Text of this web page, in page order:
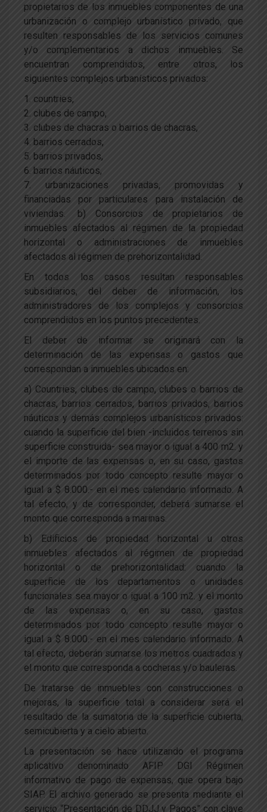
propietarios de los inmuebles componentes de una
urbanización o complejo urbanístico privado, que
resulten responsables de los servicios comunes
y/o complementarios a dichos inmuebles. Se
encuentran comprendidos, entre otros, los
siguientes complejos urbanísticos privados:
1. countries,
2. clubes de campo,
3. clubes de chacras o barrios de chacras,
4. barrios cerrados,
5. barrios privados,
6. barrios náuticos,
7. urbanizaciones privadas, promovidas y
financiadas por particulares para instalación de
viviendas. b) Consorcios de propietarios de
inmuebles afectados al régimen de la propiedad
horizontal o administraciones de inmuebles
afectados al régimen de prehorizontalidad.
En todos los casos resultan responsables
subsidiarios, del deber de información, los
administradores de los complejos y consorcios
comprendidos en los puntos precedentes.
El deber de informar se originará con la
determinación de las expensas o gastos que
correspondan a inmuebles ubicados en:
a) Countries, clubes de campo, clubes o barrios de
chacras, barrios cerrados, barrios privados, barrios
náuticos y demás complejos urbanísticos privados:
cuando la superficie del bien -incluidos terrenos sin
superficie construida- sea mayor o igual a 400 m2. y
el importe de las expensas o, en su caso, gastos
determinados por todo concepto resulte mayor o
igual a $ 8.000.- en el mes calendario informado. A
tal efecto, y de corresponder, deberá sumarse el
monto que corresponda a marinas.
b) Edificios de propiedad horizontal u otros
inmuebles afectados al régimen de propiedad
horizontal o de prehorizontalidad: cuando la
superficie de los departamentos o unidades
funcionales sea mayor o igual a 100 m2. y el monto
de las expensas o, en su caso, gastos
determinados por todo concepto resulte mayor o
igual a $ 8.000.- en el mes calendario informado. A
tal efecto, deberán sumarse los metros cuadrados y
el monto que corresponda a cocheras y/o bauleras.
De tratarse de inmuebles con construcciones o
mejoras, la superficie total a considerar será el
resultado de la sumatoria de la superficie cubierta,
semicubierta y a cielo abierto.
La presentación se hace utilizando el programa
aplicativo denominado AFIP DGI Régimen
informativo de pago de expensas, que opera bajo
SIAP. El archivo generado se presenta mediante el
servicio “Presentación de DDJJ y Pagos” con clave